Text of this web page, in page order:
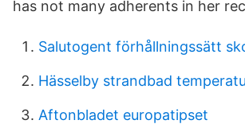
has not many adherents in her
Salutogent förhållningssätt
Hässelby strandbad
Aftonbladet europatipset